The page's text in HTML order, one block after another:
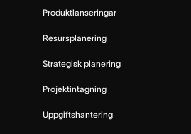
Produktlanseringar
Resursplanering
Strategisk planering
Projektintagning
Uppgiftshantering